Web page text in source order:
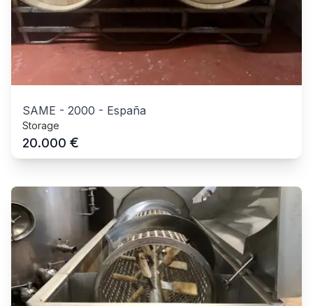
SAME - 2000 - España
Storage
20.000 €